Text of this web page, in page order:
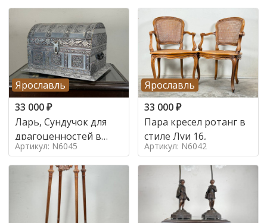
Ярославль
33 000₽
Ларь, Сундучок для
драгоценностей в
стиле
Артикул: N6045
Ярославль
33 000₽
Пара кресел ротанг в
стиле Луи 16,
Артикул: N6042